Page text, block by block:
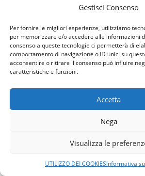
Gestisci Consenso
Per fornire le migliori esperienze, utilizziamo
per memorizzare e/o accedere alle informazioni
consenso a queste tecnologie ci permetterà di
comportamento di navigazione o ID unici su
acconsentire o ritirare il consenso può influire
caratteristiche e funzioni.
Accetta
Nega
Visualizza le
UTILIZZO DEI COOKIESInformativa